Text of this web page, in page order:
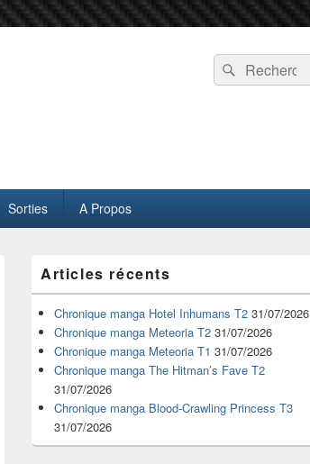
Recherche :
Rechercher
Sorties A Propos
principale
de
widget
pour
barre
latérale
Articles récents
Chronique manga Hotel Inhumans T2 31/07/2026
Chronique manga Meteoria T2 31/07/2026
Chronique manga Meteoria T1 31/07/2026
Chronique manga The Hitman’s Fave T2
31/07/2026
Chronique manga Blood-Crawling Princess T3
31/07/2026